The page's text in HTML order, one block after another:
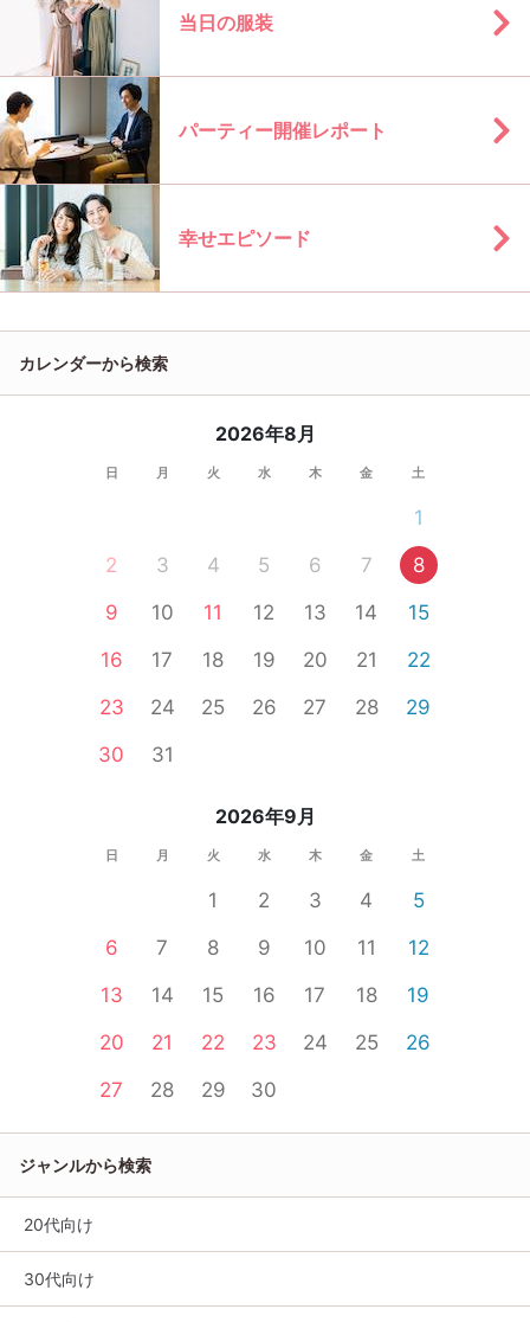
当日の服装
パーティー開催レポート
幸せエピソード
カレンダーから検索
2026年8月
日 月 火 水 木 金 土
1
2
3 4 5 6 7
8
9
10 11 12 13 14
15
16
17 18 19 20 21
22
23
24 25 26 27 28
29
30
31
2026年9月
日 月 火 水 木 金 土
1 2 3 4
5
6
7 8 9 10 11
12
13
14 15 16 17 18
19
20
21 22 23 24 25
26
27
28 29 30
ジャンルから検索
20代向け
30代向け